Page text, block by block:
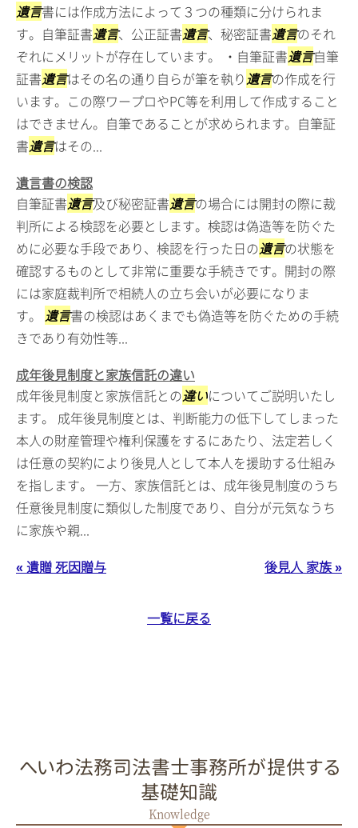
遺言書には作成方法によって３つの種類に分けられま
す。自筆証書遺言、公正証書遺言、秘密証書遺言のそれ
ぞれにメリットが存在しています。 ・自筆証書遺言自筆
証書遺言はその名の通り自らが筆を執り 遺言の作成を行
います。この際ワープロやPC等を利用して作成すること
はできません。自筆であることが求められます。自筆証
書遺言はその...
遺言書の検認
自筆証書遺言及び秘密証書遺言の場合には開封の際に裁
判所による検認を必要とします。検認は偽造等を防ぐた
めに必要な手段であり、検認を行った日の遺言の状態を
確認するものとして非常に重要な手続きです。開封の際
には家庭裁判所で相続人の立ち会いが必要になりま
す。 遺言書の検認はあくまでも偽造等を防ぐための手続
きであり有効性等...
成年後見制度と家族信託の違い
成年後見制度と家族信託との違いについてご説明いたし
ます。 成年後見制度とは、判断能力の低下してしまった
本人の財産管理や権利保護をするにあたり、法定若しく
は任意の契約により後見人として本人を援助する仕組み
を指します。 一方、家族信託とは、成年後見制度のうち
任意後見制度に類似した制度であり、自分が元気なうち
に家族や親...
« 遺贈 死因贈与
後見人 家族 »
一覧に戻る
へいわ法務司法書士事務所が提供する
基礎知識